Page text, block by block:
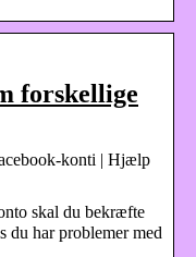
forskellige
konti | Hjælp
skal du bekræfte
du har problemer med